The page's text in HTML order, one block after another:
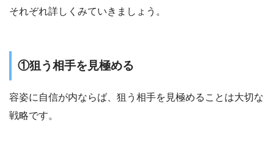
それぞれ詳しくみていきましょう。
①狙う相手を見極める
容姿に自信が内ならば、狙う相手を見極めることは大切な
戦略です。